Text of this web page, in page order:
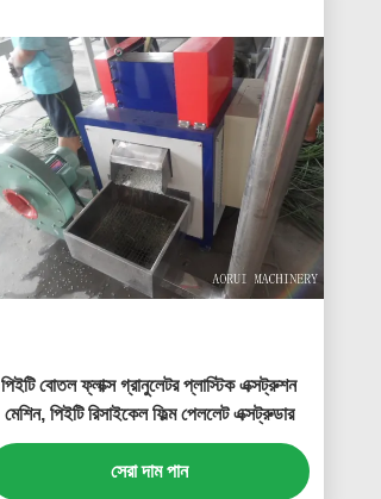
পিইটি বোতল ফ্লাক্স গ্রানুলেটর প্লাস্টিক এক্সট্রুশন
মেশিন, পিইটি রিসাইকেল ফিল্ম পেললেট এক্সট্রুডার
সেরা দাম পান